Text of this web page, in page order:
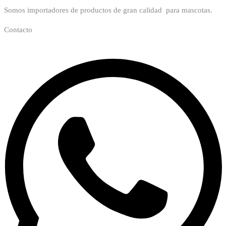
Somos importadores de productos de gran calidad para mascotas.
Contacto